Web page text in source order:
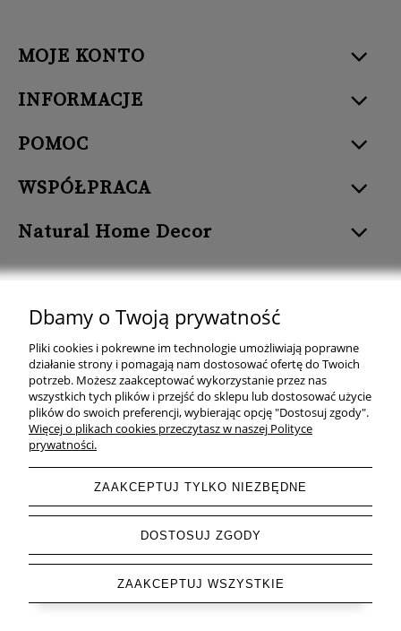
MOJE KONTO
INFORMACJE
POMOC
WSPÓŁPRACA
Natural Home Decor
Natural Home Decor | E-mail: sklep at naturalhomedecor.pl | Tel.:
507 707 299 | NIP: 7971800592 | REGON: 381429127
Copyright © 2026 - Naturalhomedecor.pl
Dbamy o Twoją prywatność
Pliki cookies i pokrewne im technologie umożliwiają poprawne
działanie strony i pomagają nam dostosować ofertę do Twoich
potrzeb. Możesz zaakceptować wykorzystanie przez nas
wszystkich tych plików i przejść do sklepu lub dostosować użycie
plików do swoich preferencji, wybierając opcję "Dostosuj zgody".
Więcej o plikach cookies przeczytasz w naszej Polityce
prywatności.
ZAAKCEPTUJ TYLKO NIEZBĘDNE
DOSTOSUJ ZGODY
ZAAKCEPTUJ WSZYSTKIE